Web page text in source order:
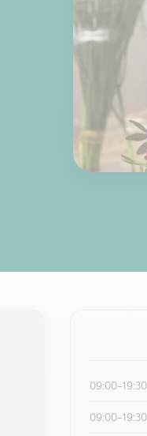
09:00-19:30
09:00-19:30